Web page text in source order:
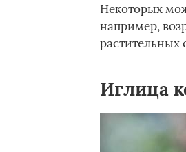
Некоторых
например,
растительных
Иглица